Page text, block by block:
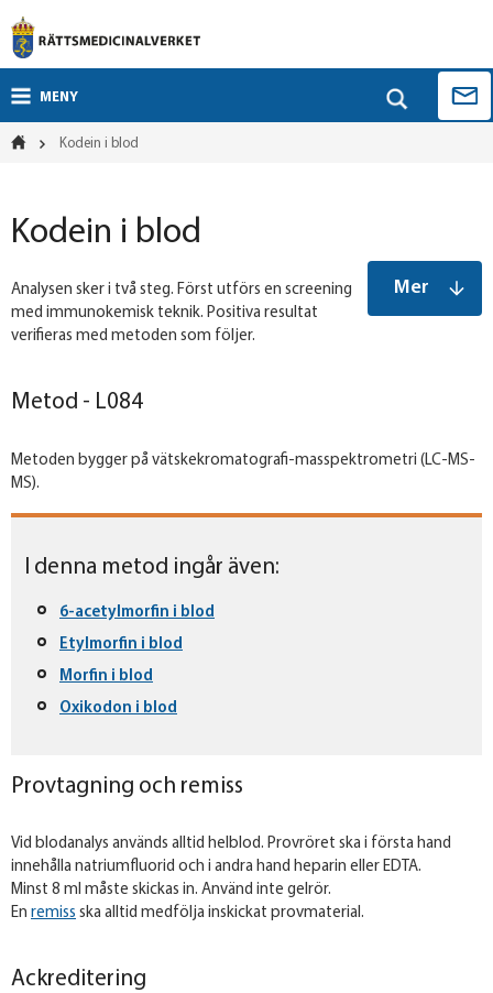
MENY
Kodein i blod
Kodein i blod
Mer
Analysen sker i två steg. Först utförs en screening
med immunokemisk teknik. Positiva resultat
verifieras med metoden som följer.
Metod - L084
Metoden bygger på vätskekromatografi-masspektrometri (LC-MS-
MS).
I denna metod ingår även:
6-acetylmorfin i blod
Etylmorfin i blod
Morfin i blod
Oxikodon i blod
Provtagning och remiss
Vid blodanalys används alltid helblod. Provröret ska i första hand
innehålla natriumfluorid och i andra hand heparin eller EDTA.
Minst 8 ml måste skickas in. Använd inte gelrör.
En remiss ska alltid medfölja inskickat provmaterial.
Ackreditering